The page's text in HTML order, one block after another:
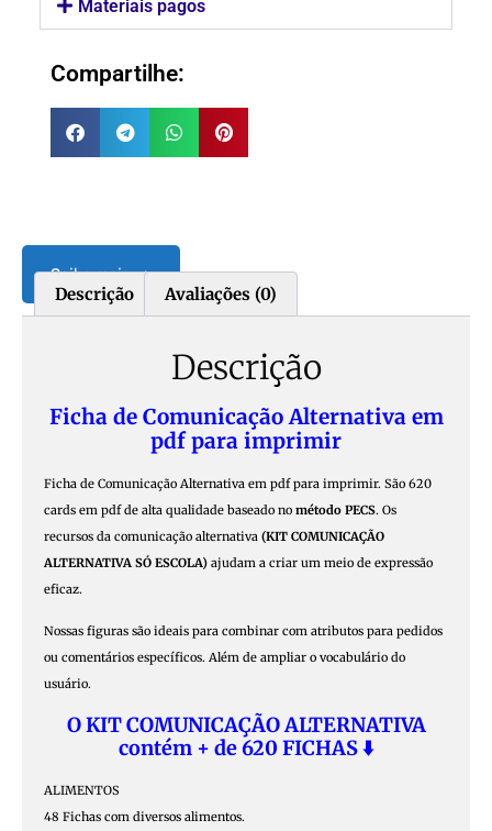
Materiais pagos
Compartilhe:
Saiba mais ➡️
Descrição Avaliações (0)
Descrição
Ficha de Comunicação Alternativa em
pdf para imprimir
Ficha de Comunicação Alternativa em pdf para imprimir. São 620
cards em pdf de alta qualidade baseado no método PECS. Os
recursos da comunicação alternativa (KIT COMUNICAÇÃO
ALTERNATIVA SÓ ESCOLA) ajudam a criar um meio de expressão
eficaz.
Nossas figuras são ideais para combinar com atributos para pedidos
ou comentários específicos. Além de ampliar o vocabulário do
usuário.
O KIT COMUNICAÇÃO ALTERNATIVA
contém + de 620 FICHAS ⬇️
ALIMENTOS
48 Fichas com diversos alimentos.